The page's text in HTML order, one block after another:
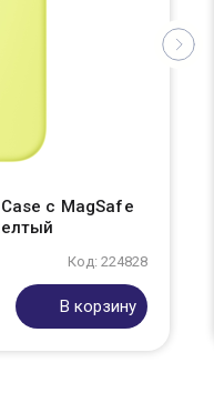
с MagSafe
Код: 224828
В корзину